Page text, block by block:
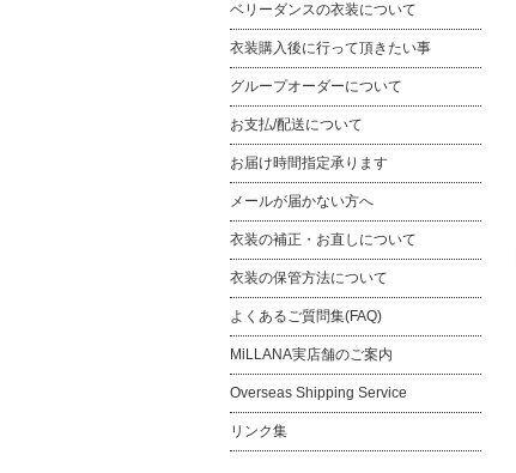
ベリーダンスの衣装について
衣装購入後に行って頂きたい事
グループオーダーについて
お支払/配送について
お届け時間指定承ります
メールが届かない方へ
衣装の補正・お直しについて
衣装の保管方法について
よくあるご質問集(FAQ)
MiLLANA実店舗のご案内
Overseas Shipping Service
リンク集